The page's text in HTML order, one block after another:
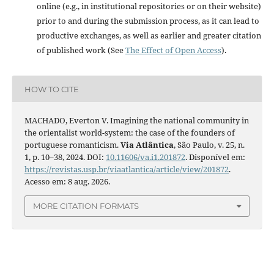
online (e.g., in institutional repositories or on their website)
prior to and during the submission process, as it can lead to
productive exchanges, as well as earlier and greater citation
of published work (SeeThe Effect of Open Access).
HOW TO CITE
MACHADO, Everton V. Imagining the national community in
the orientalist world-system: the case of the founders of
portuguese romanticism.Via Atlântica, São Paulo, v. 25, n.
1, p. 10–38, 2024. DOI: 10.11606/va.i1.201872. Disponível em:
https://revistas.usp.br/viaatlantica/article/view/201872.
Acesso em: 8 aug. 2026.
MORE CITATION FORMATS